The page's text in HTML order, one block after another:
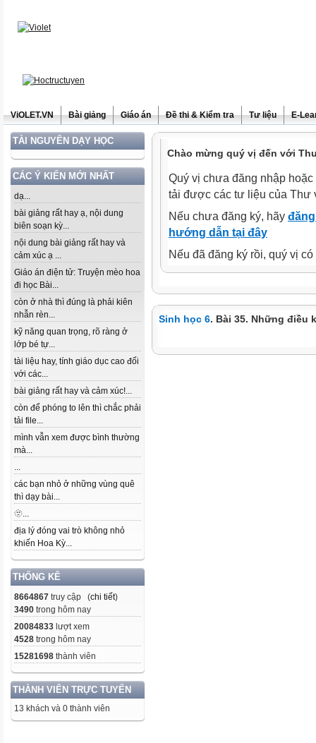
ViOLET.VN Bài giảng Giáo án Đề thi & Kiểm tra Tư liệu E-
TÀI NGUYÊN DẠY HỌC
CÁC Ý KIẾN MỚI NHẤT
dạ...
bài giảng rất hay ạ, nội dung
biên soạn kỳ...
nội dung bài giảng rất hay và
cảm xúc ạ ...
Giáo án điện tử: Truyện mèo hoa
đi học Bài...
còn ở nhà thì đúng là phải kiên
nhẫn rèn...
kỹ năng quan trọng, rõ ràng ở
lớp bé tự...
tài liệu hay, tính giáo dục cao đối
với các...
bài giảng rất hay và cảm xúc!...
còn để phóng to lên thì chắc phải
tải file...
mình vẫn xem được bình thường
mà...
...
các bạn nhỏ ở những vùng quê
thì dạy bài...
🫥...
địa lý đóng vai trò không nhỏ
khiến Hoa Kỳ...
THỐNG KÊ
8664867 truy cập (chi tiết)
3490 trong hôm nay
20084833 lượt xem
4528 trong hôm nay
15281698 thành viên
THÀNH VIÊN TRỰC TUYẾN
13 khách và 0 thành viên
Chào mừng quý vị đến với
Quý vị chưa đăng nhập
tải được các tư liệu của Thư
Nếu chưa đăng ký, hãy
hướng dẫn tại đây
Nếu đã đăng ký rồi, quý vị
Sinh học 6. Bài 35. Những điều